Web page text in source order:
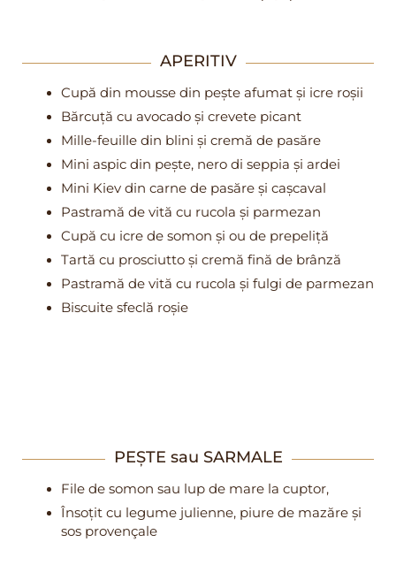
APERITIV
Cupă din mousse din pește afumat și icre roșii
Bărcuță cu avocado și crevete picant
Mille-feuille din blini și cremă de pasăre
Mini aspic din pește, nero di seppia și ardei
Mini Kiev din carne de pasăre și cașcaval
Pastramă de vită cu rucola și parmezan
Cupă cu icre de somon și ou de prepeliță
Tartă cu prosciutto și cremă fină de brânză
Pastramă de vită cu rucola și fulgi de parmezan
Biscuite sfeclă roșie
PEȘTE sau SARMALE
File de somon sau lup de mare la cuptor,
Însoțit cu legume julienne, piure de mazăre și
sos provençale